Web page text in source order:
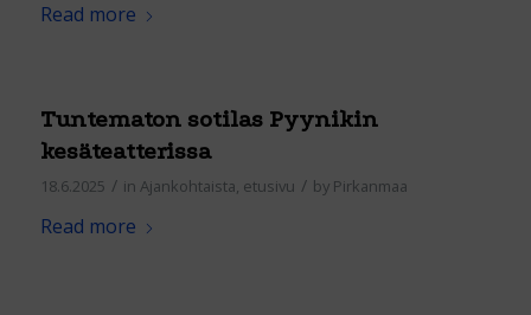
Read more
Tuntematon sotilas Pyynikin
kesäteatterissa
18.6.2025 / in Ajankohtaista, etusivu / by Pirkanmaa
Read more